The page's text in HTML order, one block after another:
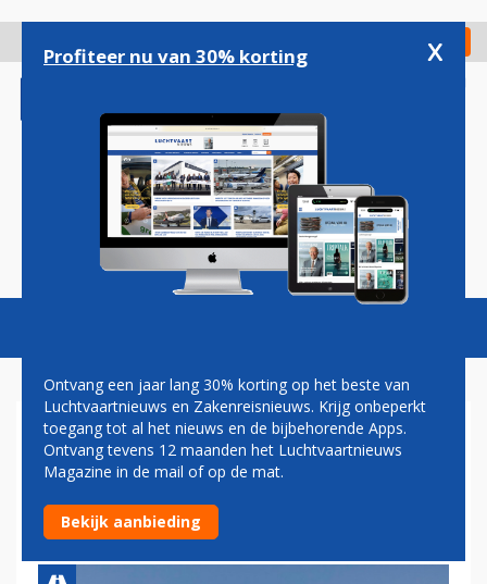
gaan
Check in
Magazine Podcasts Vacatures
SKY EXPRESS KOMENDE
ZOMER VAN GRONINGEN
AIRPORT EELDE NAAR KRETA
Profiteer nu van 30% korting x
Ontvang een jaar lang 30% korting op het beste van
Luchtvaartnieuws en Zakenreisnieuws. Krijg onbeperkt
toegang tot al het nieuws en de bijbehorende Apps.
Ontvang tevens 12 maanden het Luchtvaartnieuws
Magazine in de mail of op de mat.
Bekijk aanbieding